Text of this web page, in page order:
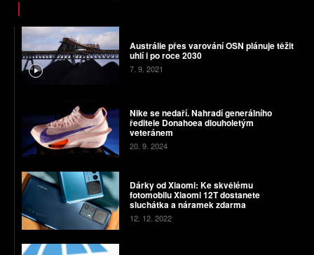
Austrálie přes varování OSN plánuje těžit
uhlí i po roce 2030
7. 9. 2021
Nike se nedaří. Nahradí generálního
ředitele Donahoea dlouholetým
veteránem
20. 9. 2024
Dárky od Xiaomi: Ke skvělému
fotomobilu Xiaomi 12T dostanete
sluchátka a náramek zdarma
12. 12. 2022